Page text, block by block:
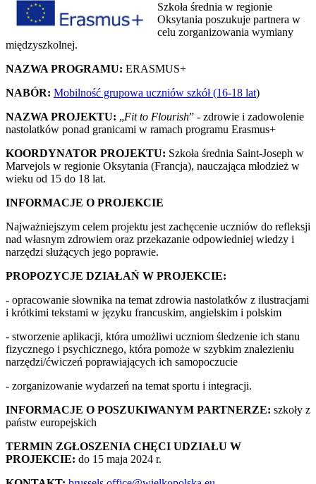
Szkoła średnia w regionie
Oksytania poszukuje partnera w
celu zorganizowania wymiany
międzyszkolnej.
NAZWA PROGRAMU: ERASMUS+
NABÓR: Mobilność grupowa uczniów szkół (16-18 lat)
NAZWA PROJEKTU: „Fit to Flourish” - zdrowie i zadowolenie
nastolatków ponad granicami w ramach programu Erasmus+
KOORDYNATOR PROJEKTU: Szkoła średnia Saint-Joseph w
Marvejols w regionie Oksytania (Francja), nauczająca młodzież w
wieku od 15 do 18 lat.
INFORMACJE O PROJEKCIE
Najważniejszym celem projektu jest zachęcenie uczniów do refleksji
nad własnym zdrowiem oraz przekazanie odpowiedniej wiedzy i
narzędzi służących jego poprawie.
PROPOZYCJE DZIAŁAŃ W PROJEKCIE:
- opracowanie słownika na temat zdrowia nastolatków z ilustracjami
i krótkimi tekstami w języku francuskim, angielskim i polskim
- stworzenie aplikacji, która umożliwi uczniom śledzenie ich stanu
fizycznego i psychicznego, która pomoże w szybkim znalezieniu
narzędzi/ćwiczeń poprawiających ich samopoczucie
- zorganizowanie wydarzeń na temat sportu i integracji.
INFORMACJE O POSZUKIWANYM PARTNERZE: szkoły z
państw europejskich
TERMIN ZGŁOSZENIA CHĘCI UDZIAŁU W
PROJEKCIE: do 15 maja 2024 r.